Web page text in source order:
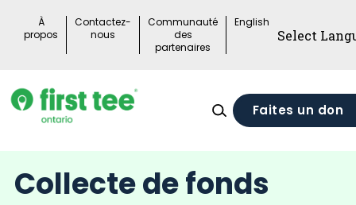
À
propos
Contactez-
nous
Communauté
des
partenaires
English
Faites un don
Collecte de fonds